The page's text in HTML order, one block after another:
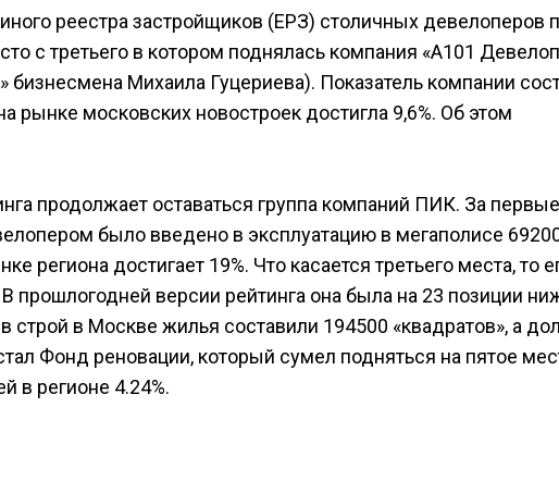
реестра застройщиков (ЕРЗ) столичных девелоперов
с третьего в котором поднялась компания «А101
Михаила Гуцериева). Показатель компании
рынке московских новостроек достигла 9,6%. Об этом
продолжает оставаться группа компаний ПИК. За
было введено в эксплуатацию в мегаполисе
региона достигает 19%. Что касается третьего места, то
прошлогодней версии рейтинга она была на 23 позиции
в Москве жилья составили 194500 «квадратов», а
Фонд реновации, который сумел подняться на пятое
в регионе 4.24%.